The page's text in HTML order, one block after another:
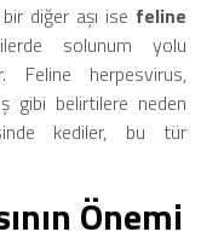
diğer aşı ise feline
solunum yolu
Feline herpesvirus,
gibi belirtilere neden
kediler, bu tür
Önemi